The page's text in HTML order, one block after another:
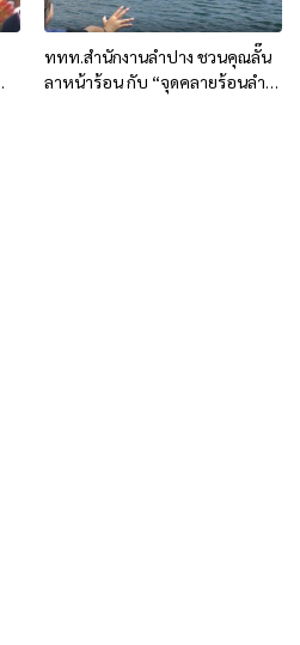
ททท.สำนักงานลำปาง ชวนคุณลั๊น
ลาหน้าร้อน กับ “จุดคลายร้อนลำ